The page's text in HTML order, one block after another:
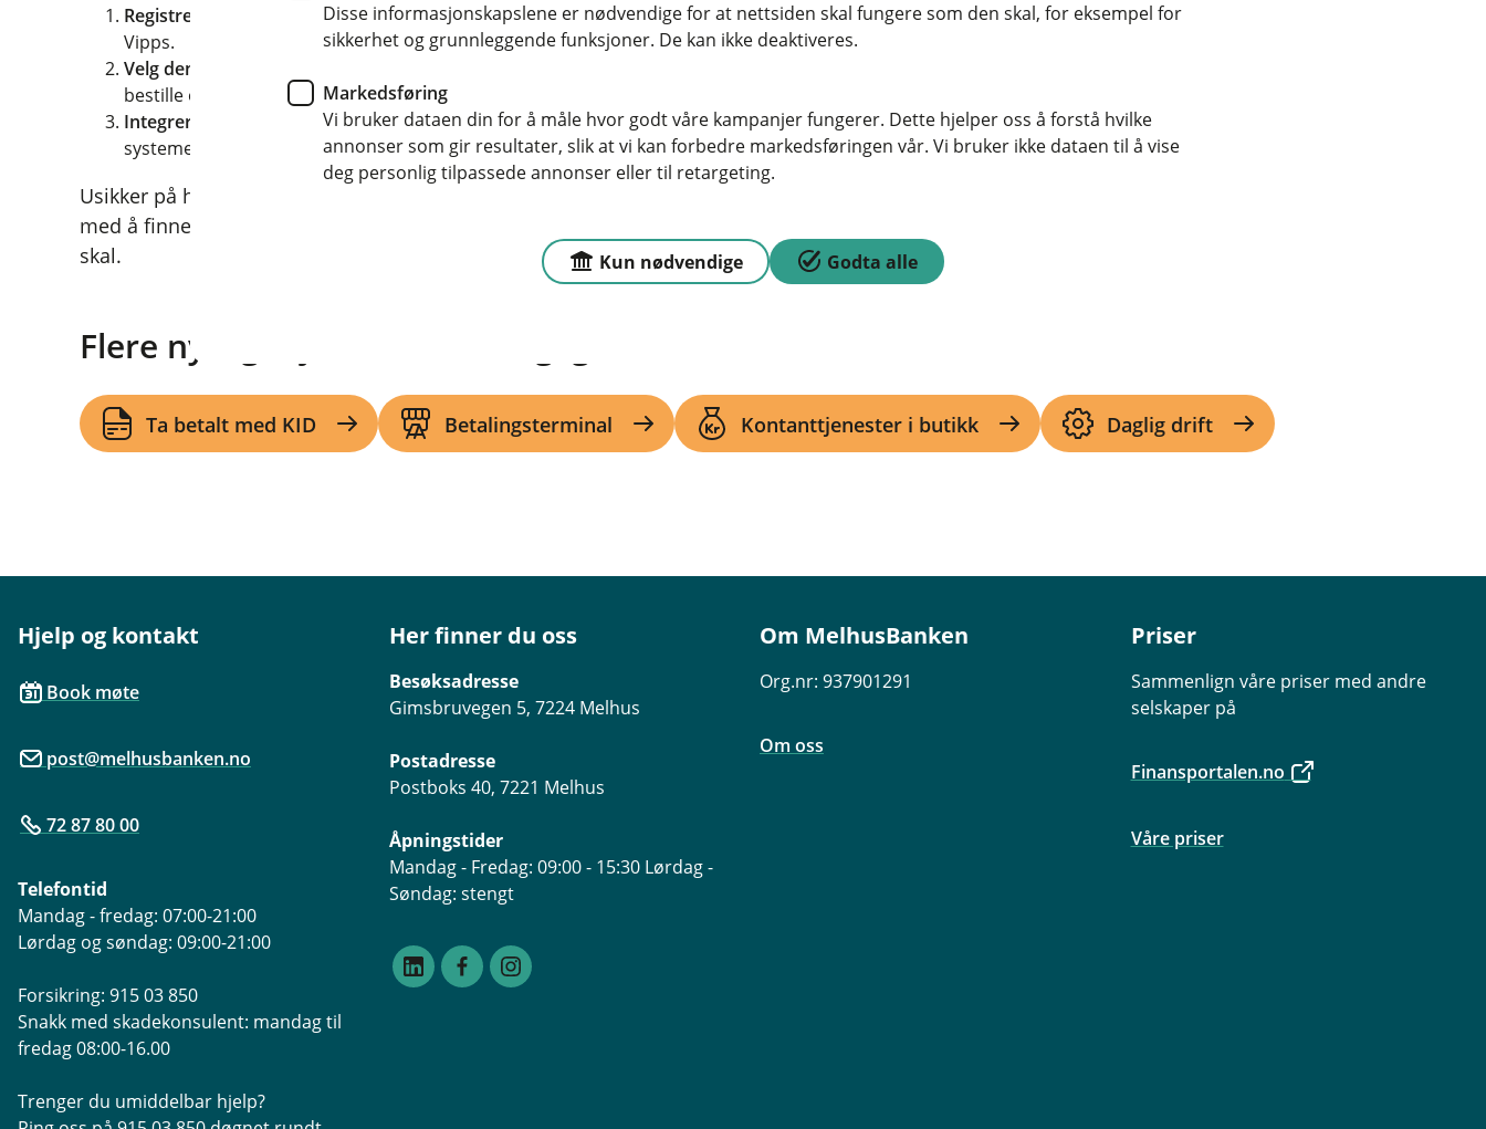
Registrer din bedrift i bedriftsportalen:Det er enkelt å registrerer bedriften hos
Vipps.
Velg den løsningen som passer din virksomhet.
bestille og administrere dine avtaler.
Integrer Vipps i din butikk eller nettbutikk:Om du ønsker å integrere Vipps i
systemene dine har Vipps flere partnere som kan hjelpe deg med integrasjonen.
Usikker på hvilken løsning du skal velge? Ta kontakt med oss, så hjelper vi deg
med å finne den beste løsningen. Vi er her for å sikre at alt fungerer som det
skal.
Flere nyttige tjenester for daglig drift
Ta betalt med KID Betalingsterminal Kontanttjenester i butikk Daglig drift
Hjelp og kontakt
Book møte
post@melhusbanken.no
72 87 80 00
Telefontid
Mandag - fredag: 07:00-21:00
Lørdag og søndag: 09:00-21:00
Forsikring: 915 03 850
Snakk med skadekonsulent: mandag til
fredag 08:00-16.00
Trenger du umiddelbar hjelp?
Her finner du oss
Besøksadresse
Gimsbruvegen 5, 7224 Melhus
Postadresse
Postboks 40, 7221 Melhus
Åpningstider
Mandag - Fredag: 09:00 - 15:30 Lørdag -
Søndag: stengt
Om MelhusBanken
Org.nr: 937901291
Om oss
Priser
Sammenlign våre priser med andre
selskaper på
Finansportalen.no
Våre priser
Disse informasjonskapslene er nødvendige for at nettsiden skal fungere som den skal, for eksempel for
sikkerhet og grunnleggende funksjoner. De kan ikke deaktiveres.
Markedsføring
Vi bruker dataen din for å måle hvor godt våre kampanjer fungerer. Dette hjelper oss å forstå hvilke
annonser som gir resultater, slik at vi kan forbedre markedsføringen vår. Vi bruker ikke dataen til å vise
deg personlig tilpassede annonser eller til retargeting.
Kun nødvendige Godta alle